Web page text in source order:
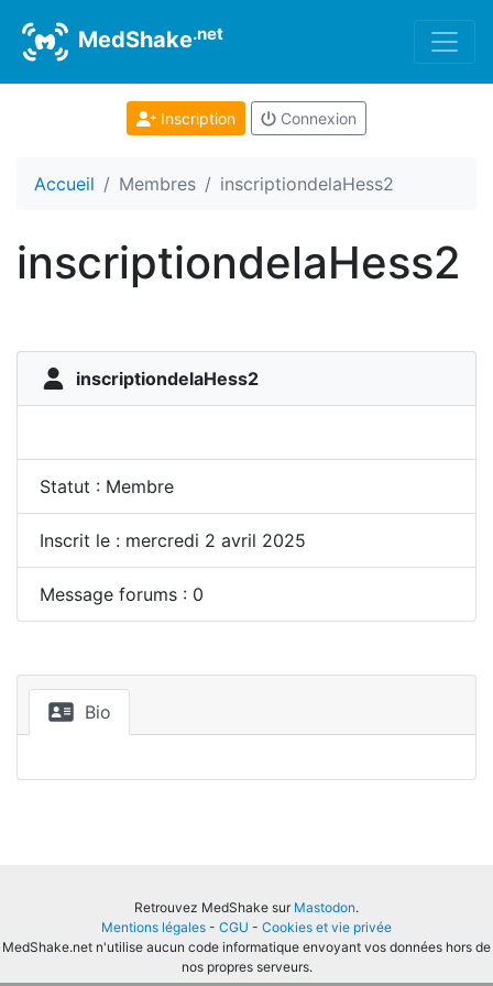
MedShake.net
Inscription Connexion
Accueil Membres inscriptiondelaHess2
inscriptiondelaHess2
inscriptiondelaHess2
Statut : Membre
Inscrit le : mercredi 2 avril 2025
Message forums : 0
Bio
Retrouvez MedShake sur Mastodon.
Mentions légales - CGU - Cookies et vie privée
MedShake.net n'utilise aucun code informatique envoyant vos données hors de
nos propres serveurs.